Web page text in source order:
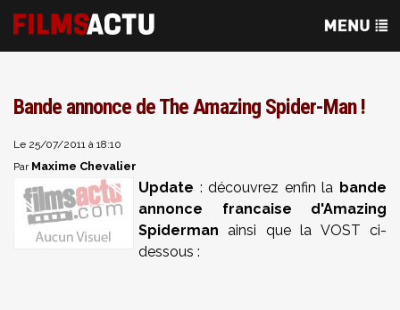
Bande annonce de The Amazing Spider-Man !
Le 25/07/2011 à 18:10
Par Maxime Chevalier
Update : découvrez enfin la bande
annonce francaise d'Amazing
Spiderman ainsi que la VOST ci-
dessous :